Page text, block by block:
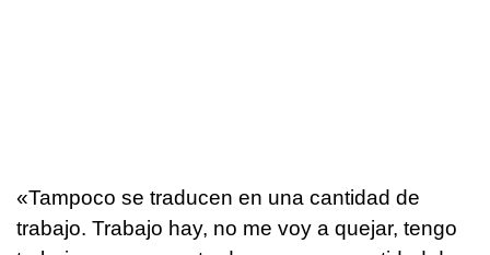
«Tampoco se traducen en una cantidad de
trabajo. Trabajo hay, no me voy a quejar, tengo